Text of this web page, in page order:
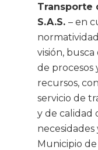
Transporte
S.A.S.– en
visión,
de procesos
recursos,
servicio de
y de calidad
necesidades
Municipio